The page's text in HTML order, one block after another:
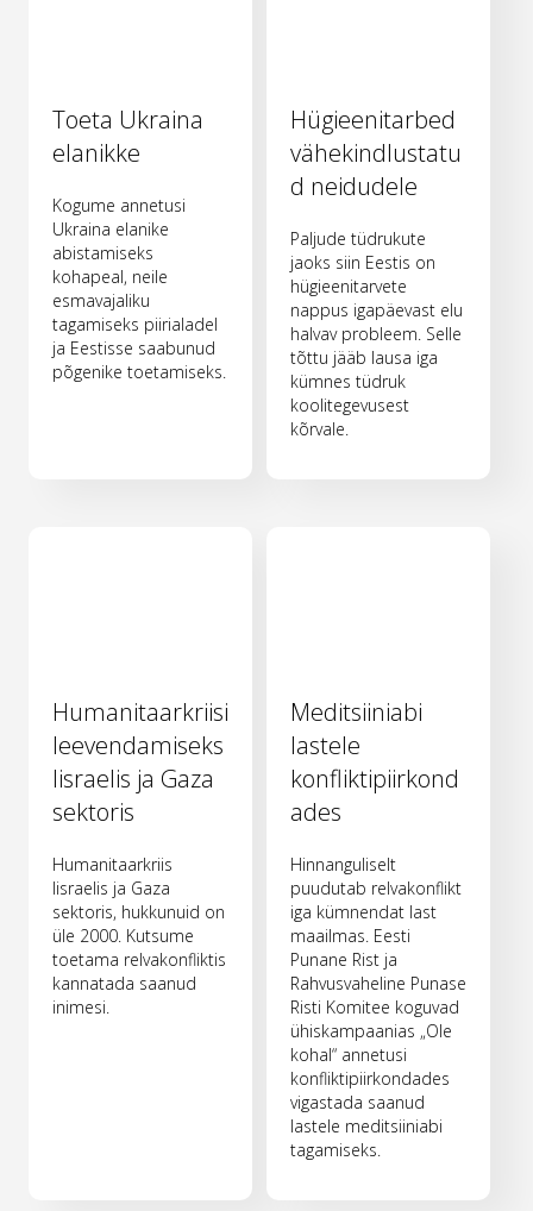
Toeta Ukraina
elanikke
Kogume annetusi
Ukraina elanike
abistamiseks
kohapeal, neile
esmavajaliku
tagamiseks piirialadel
ja Eestisse saabunud
põgenike toetamiseks.
Hügieenitarbed
vähekindlustatu
d neidudele
Paljude tüdrukute
jaoks siin Eestis on
hügieenitarvete
nappus igapäevast elu
halvav probleem. Selle
tõttu jääb lausa iga
kümnes tüdruk
koolitegevusest
kõrvale.
Humanitaarkriisi
leevendamiseks
Iisraelis ja Gaza
sektoris
Humanitaarkriis
Iisraelis ja Gaza
sektoris, hukkunuid on
üle 2000. Kutsume
toetama relvakonfliktis
kannatada saanud
inimesi.
Meditsiiniabi
lastele
konfliktipiirkond
ades
Hinnanguliselt
puudutab relvakonflikt
iga kümnendat last
maailmas. Eesti
Punane Rist ja
Rahvusvaheline Punase
Risti Komitee koguvad
ühiskampaanias „Ole
kohal“ annetusi
konfliktipiirkondades
vigastada saanud
lastele meditsiiniabi
tagamiseks.